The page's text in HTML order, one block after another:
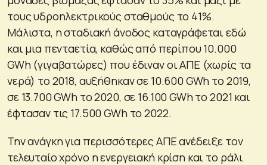
τους υδροηλεκτρικούς σταθμούς το 41%.
Μάλιστα, η σταδιακή άνοδος καταγράφεται εδώ
και μια πενταετία, καθώς από περίπου 10.000
GWh (γιγαβατώρες) που έδιναν οι ΑΠΕ (χωρίς τα
νερά) το 2018, αυξήθηκαν σε 10.600 GWh το 2019,
σε 13.700 GWh το 2020, σε 16.100 GWh το 2021 και
έφτασαν τις 17.500 GWh το 2022.
Την ανάγκη για περισσότερες ΑΠΕ ανέδειξε τον
τελευταίο χρόνο η ενεργειακή κρίση και το ράλι